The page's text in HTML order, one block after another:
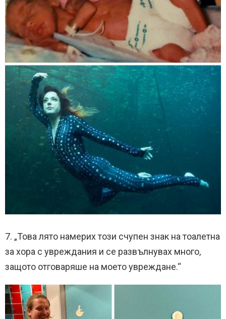
7. „Това лято намерих този счупен знак на тоалетна
за хора с увреждания и се развълнувах много,
защото отговаряше на моето увреждане.“